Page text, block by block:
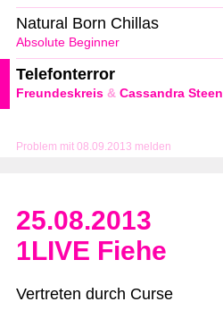
Problem mit 08.09.2013 melden
Absolute Beginner
Natural Born Chillas
Freundeskreis & Cassandra Steen
Telefonterror
25.08.2013
1LIVE Fiehe
Vertreten durch Curse